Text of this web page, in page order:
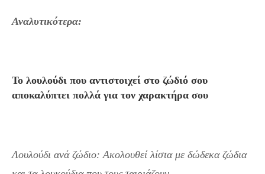
Αναλυτικότερα:
Το λουλούδι που αντιστοιχεί στο ζώδιό σου
αποκαλύπτει πολλά για τον χαρακτήρα σου
Λουλούδι ανά ζώδιο: Ακολουθεί λίστα με δώδεκα ζώδια